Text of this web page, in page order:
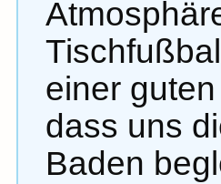
einer
dass uns
Baden